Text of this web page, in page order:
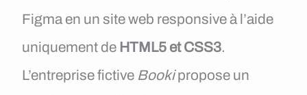
Figma en un site web responsive à l’aide
uniquement de HTML5 et CSS3.
L’entreprise fictive Bookipropose un